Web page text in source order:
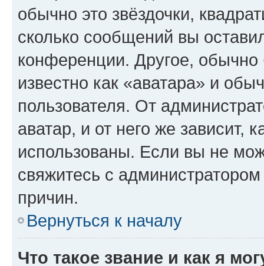
обычно это звёздочки,
сколько сообщений вы
конференции. Другое,
известно как «аватара» и
пользователя. От
аватар, и от него же зависит,
использованы. Если вы не
свяжитесь с
причин.
Вернуться к началу
Что такое звание и как я